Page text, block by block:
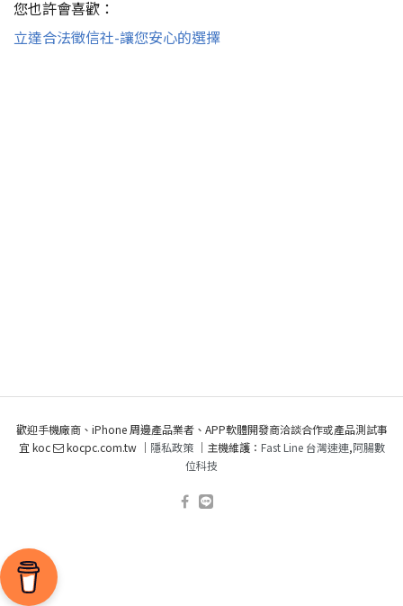
您也許會喜歡：
立達合法徵信社-讓您安心的選擇
歡迎手機廠商、iPhone 周邊產品業者、APP軟體開發商洽談合作或產品測試事
宜 koc
kocpc.com.tw ｜ 隱私政策｜主機維護： Fast Line 台灣速連,阿腸數
位科技